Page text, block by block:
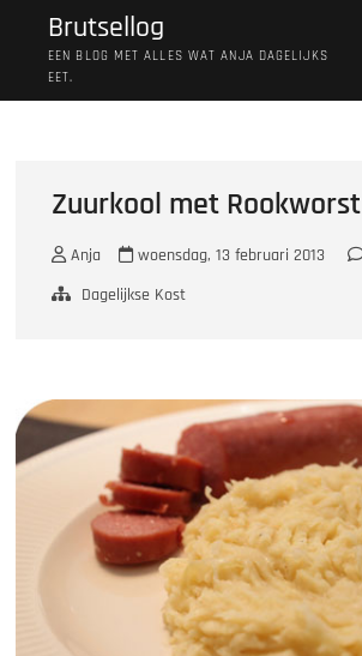
Brutsellog
EEN BLOG MET ALLES WAT ANJA DAGELIJKS
EET.
Zuurkool met Rookworst
Anja woensdag, 13 februari 2013
Dagelijkse Kost